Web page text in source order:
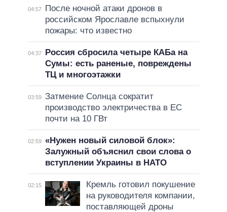
04:57
После ночной атаки дронов в
российском Ярославле вспыхнули
пожары: что известно
04:37
Россия сбросила четыре КАБа на
Сумы: есть раненые, повреждены
ТЦ и многоэтажки
03:59 Затмение Солнца сократит
производство электричества в ЕС
почти на 10 ГВт
02:59 «Нужен новый силовой блок»:
Залужный объяснил свои слова о
вступлении Украины в НАТО
02:15
Кремль готовил покушение
на руководителя компании,
поставляющей дроны